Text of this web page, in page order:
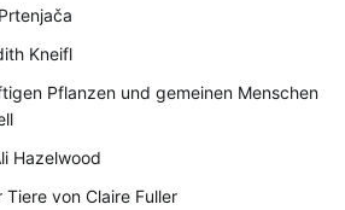
Kneifl
Pflanzen und gemeinen Menschen
Hazelwood
von Claire Fuller